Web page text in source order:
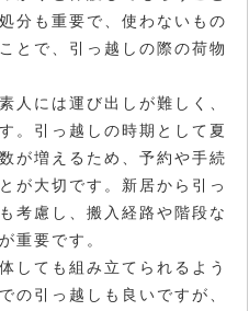
分も重要で、使わないもの
とで、引っ越しの際の荷物
人には運び出しが難しく、
。引っ越しの時期として夏
が増えるため、予約や手続
が大切です。新居から引っ
考慮し、搬入経路や階段な
重要です。
しても組み立てられるよう
の引っ越しも良いですが、